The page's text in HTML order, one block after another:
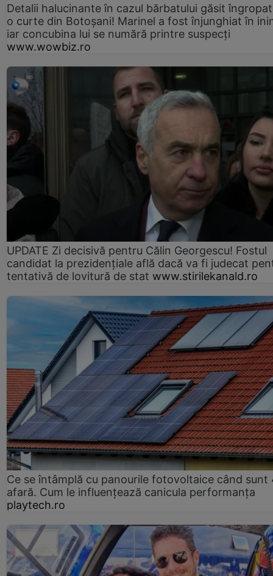
Detalii halucinante în cazul bărbatului găsit
o curte din Botoșani! Marinel a fost înjunghiat în
iar concubina lui se numără printre suspecți
www.wowbiz.ro
UPDATE Zi decisivă pentru Călin Georgescu! Fostul
candidat la prezidențiale află dacă va fi judecat
tentativă de lovitură de stat www.stirilekanald.ro
Ce se întâmplă cu panourile fotovoltaice când sunt
afară. Cum le influențează canicula performanța
playtech.ro